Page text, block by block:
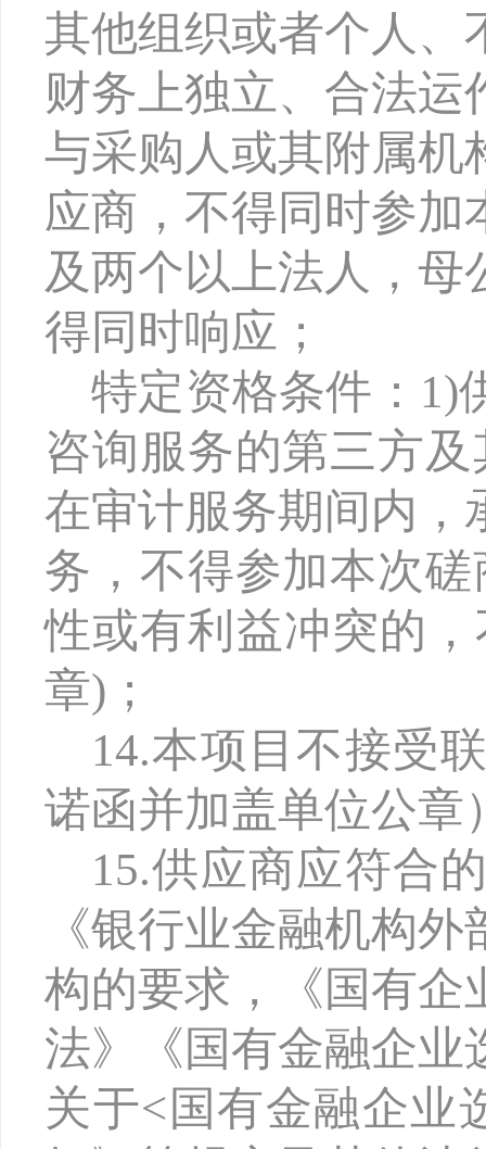
其他组织或者个人、
财务上独立、合法
与采购人或其附属机
应商，不得同时参
及两个以上法人，
得同时响应；
特定资格条件： 1)
咨询服务的第三方
在审计服务期间内，
务，不得参加本次
性或有利益冲突的
章)；
14.本项目不接受
诺函并加盖单位公章
15.供应商应符合
《银行业金融机构
构的要求，《国有企
法》《国有金融企业
关于<国有金融企业